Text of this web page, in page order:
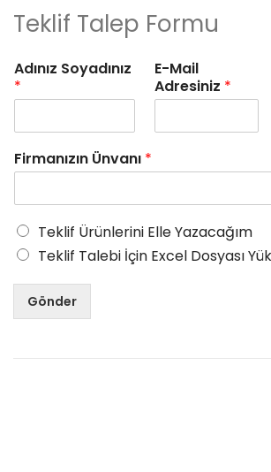
Teklif Talep Formu
Adınız Soyadınız
*
E-Mail
Adresiniz *
Firmanızın Ünvanı *
Teklif Ürünlerini Elle Yazacağım
Teklif Talebi İçin Excel Dosyası
Gönder